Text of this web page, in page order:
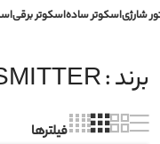
شارژیاسکوتر سادهاسکوتر برقی
برند : TRANSMITTER
فیلترها